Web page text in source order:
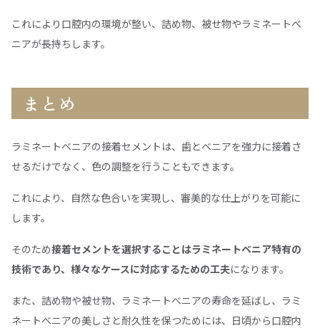
これにより口腔内の環境が整い、詰め物、被せ物やラミネートべ
ニアが長持ちします。
まとめ
ラミネートベニアの接着セメントは、歯とベニアを強力に接着さ
せるだけでなく、色の調整を行うこともできます。
これにより、自然な色合いを実現し、審美的な仕上がりを可能に
します。
そのため接着セメントを選択することはラミネートベニア特有の
技術であり、様々なケースに対応するための工夫になります。
また、詰め物や被せ物、ラミネートべニアの寿命を延ばし、ラミ
ネートベニアの美しさと耐久性を保つためには、日頃から口腔内